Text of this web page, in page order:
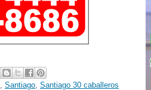
Santiago Santiago 30 caballeros